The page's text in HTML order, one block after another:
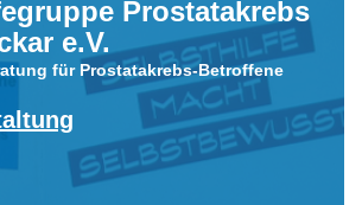
Prostatakrebs
e.V.
für Prostatakrebs-Betroffene